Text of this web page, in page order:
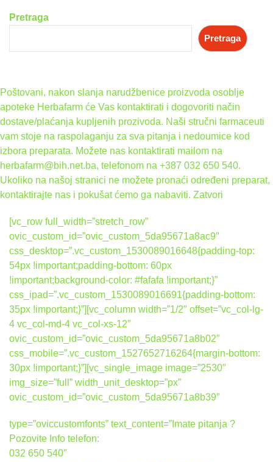
Pretraga
Pretraga
Poštovani, nakon slanja narudžbenice proizvoda osoblje
apoteke Herbafarm će Vas kontaktirati i dogovoriti način
dostave/plaćanja kupljenih prozivoda. Naši stručni farmaceuti
vam stoje na raspolaganju za sva pitanja i nedoumice kod
izbora preparata. Možete nas kontaktirati mailom na
herbafarm@bih.net.ba, telefonom na +387 032 650 540.
Ukoliko na našoj stranici ne možete pronaći određeni preparat,
kontaktirajte nas i pokušat ćemo ga nabaviti. Zatvori
[vc_row full_width=”stretch_row”
ovic_custom_id=”ovic_custom_5da95671a8ac9″
css_desktop=”.vc_custom_1530089016648{padding-top:
54px !important;padding-bottom: 60px
!important;background-color: #fafafa !important;}”
css_ipad=”.vc_custom_1530089016691{padding-bottom:
35px !important;}”][vc_column width=”1/2″ offset=”vc_col-lg-
4 vc_col-md-4 vc_col-xs-12″
ovic_custom_id=”ovic_custom_5da95671a8b02″
css_mobile=”.vc_custom_1527652716264{margin-bottom:
30px !important;}”][vc_single_image image=”2530″
img_size=”full” width_unit_desktop=”px”
ovic_custom_id=”ovic_custom_5da95671a8b39″
type=”oviccustomfonts” text_content=”Imate pitanja ?
Pozovite Info telefon:
032 650 540″